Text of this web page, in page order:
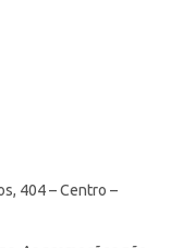
404 – Centro –